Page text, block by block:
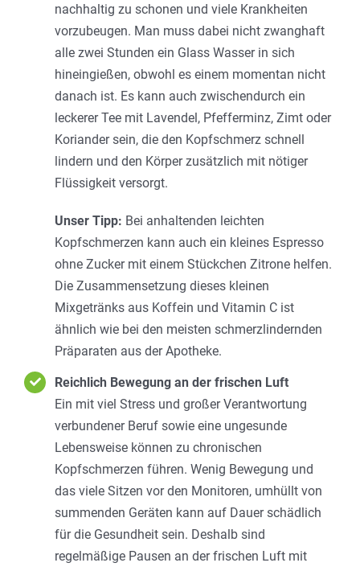
nachhaltig zu schonen und viele Krankheiten
vorzubeugen. Man muss dabei nicht zwanghaft
alle zwei Stunden ein Glass Wasser in sich
hineingießen, obwohl es einem momentan nicht
danach ist. Es kann auch zwischendurch ein
leckerer Tee mit Lavendel, Pfefferminz, Zimt oder
Koriander sein, die den Kopfschmerz schnell
lindern und den Körper zusätzlich mit nötiger
Flüssigkeit versorgt.
Unser Tipp: Bei anhaltenden leichten
Kopfschmerzen kann auch ein kleines Espresso
ohne Zucker mit einem Stückchen Zitrone helfen.
Die Zusammensetzung dieses kleinen
Mixgetränks aus Koffein und Vitamin C ist
ähnlich wie bei den meisten schmerzlindernden
Präparaten aus der Apotheke.
Reichlich Bewegung an der frischen Luft
Ein mit viel Stress und großer Verantwortung
verbundener Beruf sowie eine ungesunde
Lebensweise können zu chronischen
Kopfschmerzen führen. Wenig Bewegung und
das viele Sitzen vor den Monitoren, umhüllt von
summenden Geräten kann auf Dauer schädlich
für die Gesundheit sein. Deshalb sind
regelmäßige Pausen an der frischen Luft mit